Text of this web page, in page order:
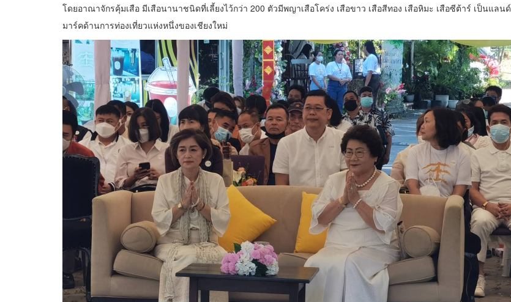
โดยอาณาจักรคุ้มเสือ มีเสือนานาชนิดที่เลี้ยงไว้กว่า 200 ตัวมีพญาเสือโคร่ง เสือขาว เสือสีทอง เสือหิมะ เสือซีต้าร์ เป็นแลนด์
มาร์คด้านการท่องเที่ยวแห่งหนึ่งของเชียงใหม่